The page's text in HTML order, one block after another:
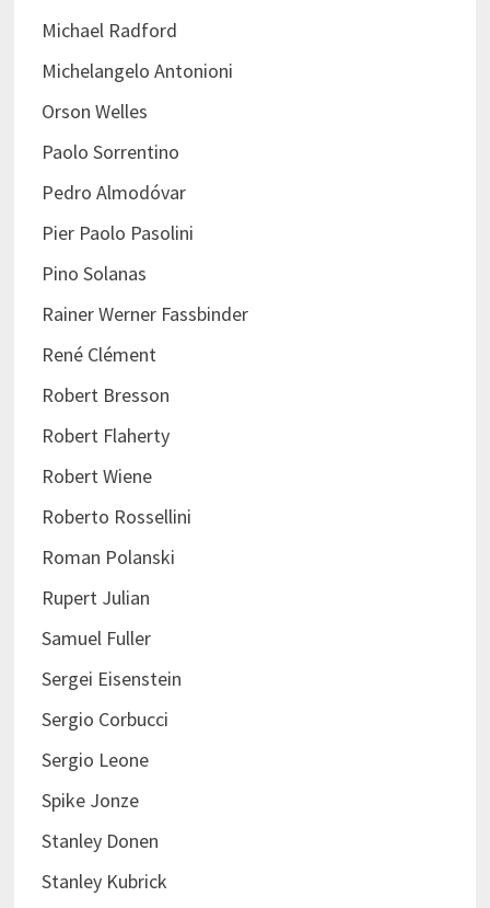
Michael Radford
Michelangelo Antonioni
Orson Welles
Paolo Sorrentino
Pedro Almodóvar
Pier Paolo Pasolini
Pino Solanas
Rainer Werner Fassbinder
René Clément
Robert Bresson
Robert Flaherty
Robert Wiene
Roberto Rossellini
Roman Polanski
Rupert Julian
Samuel Fuller
Sergei Eisenstein
Sergio Corbucci
Sergio Leone
Spike Jonze
Stanley Donen
Stanley Kubrick